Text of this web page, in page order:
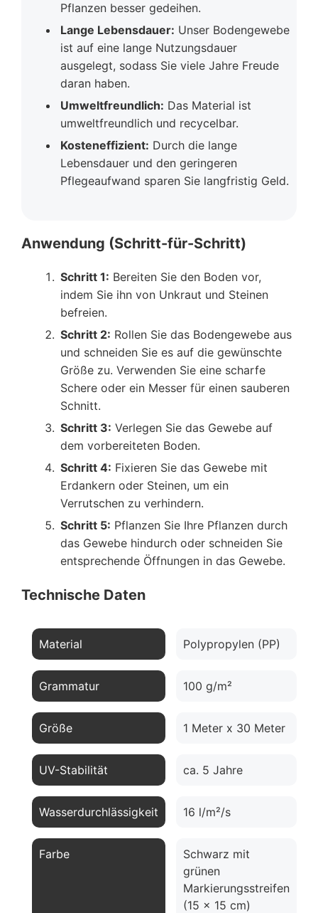
Pflanzen besser gedeihen.
Lange Lebensdauer: Unser Bodengewebe
ist auf eine lange Nutzungsdauer
ausgelegt, sodass Sie viele Jahre Freude
daran haben.
Umweltfreundlich: Das Material ist
umweltfreundlich und recycelbar.
Kosteneffizient: Durch die lange
Lebensdauer und den geringeren
Pflegeaufwand sparen Sie langfristig Geld.
Anwendung (Schritt-für-Schritt)
Schritt 1: Bereiten Sie den Boden vor,
indem Sie ihn von Unkraut und Steinen
befreien.
Schritt 2: Rollen Sie das Bodengewebe aus
und schneiden Sie es auf die gewünschte
Größe zu. Verwenden Sie eine scharfe
Schere oder ein Messer für einen sauberen
Schnitt.
Schritt 3: Verlegen Sie das Gewebe auf
dem vorbereiteten Boden.
Schritt 4: Fixieren Sie das Gewebe mit
Erdankern oder Steinen, um ein
Verrutschen zu verhindern.
Schritt 5: Pflanzen Sie Ihre Pflanzen durch
das Gewebe hindurch oder schneiden Sie
entsprechende Öffnungen in das Gewebe.
Technische Daten
Material Polypropylen (PP)
Grammatur 100 g/m²
Größe 1 Meter x 30 Meter
UV-Stabilität ca. 5 Jahre
Wasserdurchlässigkeit 16 l/m²/s
Farbe
Schwarz mit
grünen
Markierungsstreifen
(15 x 15 cm)